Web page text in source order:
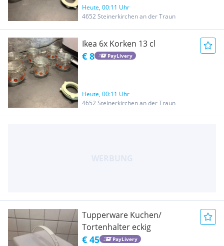
Heute, 00:11 Uhr
4652 Steinerkirchen an der Traun
Ikea 6x Korken 13 cl
€ 8 PayLivery
Heute, 00:11 Uhr
4652 Steinerkirchen an der Traun
Tupperware Kuchen/
Tortenhalter eckig
€ 45 PayLivery